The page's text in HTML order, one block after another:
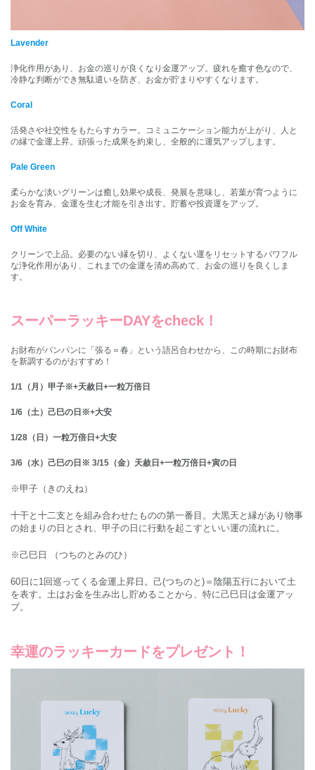
Lavender
浄化作用があり、お金の巡りが良くなり金運アップ。疲れを癒す色なので、
冷静な判断ができ無駄遣いを防ぎ、お金が貯まりやすくなります。
Coral
活発さや社交性をもたらすカラー。コミュニケーション能力が上がり、人と
の縁で金運上昇。頑張った成果を約束し、全般的に運気アップします。
Pale Green
柔らかな淡いグリーンは癒し効果や成長、発展を意味し、若葉が育つように
お金を育み、金運を生む才能を引き出す。貯蓄や投資運をアップ。
Off White
クリーンで上品。必要のない縁を切り、よくない運をリセットするパワフル
な浄化作用があり、これまでの金運を清め高めて、お金の巡りを良くしま
す。
スーパーラッキーDAYをcheck ！
お財布がパンパンに「張る＝春」という語呂合わせから、この時期にお財布
を新調するのがおすすめ！
1/1（月）甲子※+天赦日+一粒万倍日
1/6（土）己巳の日※+大安
1/28（日）一粒万倍日+大安
3/6（水）己巳の日※ 3/15（金）天赦日+一粒万倍日+寅の日
※甲子（きのえね）
十干と十二支とを組み合わせたものの第一番目。大黒天と縁があり物事
の始まりの日とされ、甲子の日に行動を起こすといい運の流れに。
※己巳日 （つちのとみのひ）
60日に1回巡ってくる金運上昇日。己(つちのと)＝陰陽五行において土
を表す。土はお金を生み出し貯めることから、特に己巳日は金運アッ
プ。
幸運のラッキーカードをプレゼント！